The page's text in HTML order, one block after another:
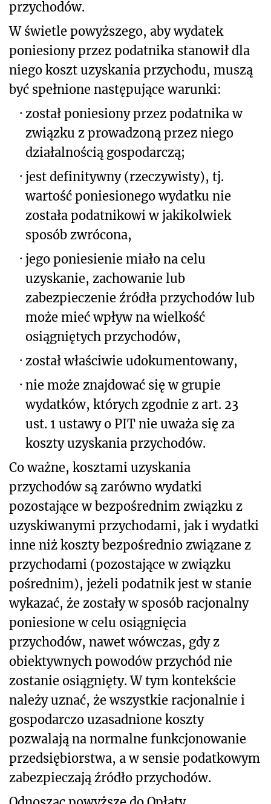
przychodów.
W świetle powyższego, aby wydatek
poniesiony przez podatnika stanowił dla
niego koszt uzyskania przychodu, muszą
być spełnione następujące warunki:
· został poniesiony przez podatnika w
związku z prowadzoną przez niego
działalnością gospodarczą;
· jest definitywny (rzeczywisty), tj.
wartość poniesionego wydatku nie
została podatnikowi w jakikolwiek
sposób zwrócona,
· jego poniesienie miało na celu
uzyskanie, zachowanie lub
zabezpieczenie źródła przychodów lub
może mieć wpływ na wielkość
osiągniętych przychodów,
· został właściwie udokumentowany,
· nie może znajdować się w grupie
wydatków, których zgodnie z art. 23
ust. 1 ustawy o PIT nie uważa się za
koszty uzyskania przychodów.
Co ważne, kosztami uzyskania
przychodów są zarówno wydatki
pozostające w bezpośrednim związku z
uzyskiwanymi przychodami, jak i wydatki
inne niż koszty bezpośrednio związane z
przychodami (pozostające w związku
pośrednim), jeżeli podatnik jest w stanie
wykazać, że zostały w sposób racjonalny
poniesione w celu osiągnięcia
przychodów, nawet wówczas, gdy z
obiektywnych powodów przychód nie
zostanie osiągnięty. W tym kontekście
należy uznać, że wszystkie racjonalnie i
gospodarczo uzasadnione koszty
pozwalają na normalne funkcjonowanie
przedsiębiorstwa, a w sensie podatkowym
zabezpieczają źródło przychodów.